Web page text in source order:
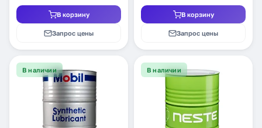
В корзину
Запрос цены
В корзину
Запрос цены
В наличии В наличии